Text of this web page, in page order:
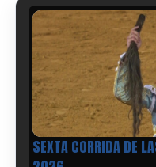
SEXTA CORRIDA DE
2026
hace 4 días Huelvatv